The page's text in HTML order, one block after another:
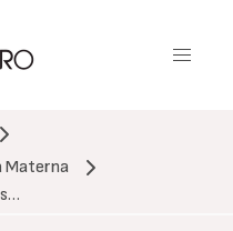
Materna